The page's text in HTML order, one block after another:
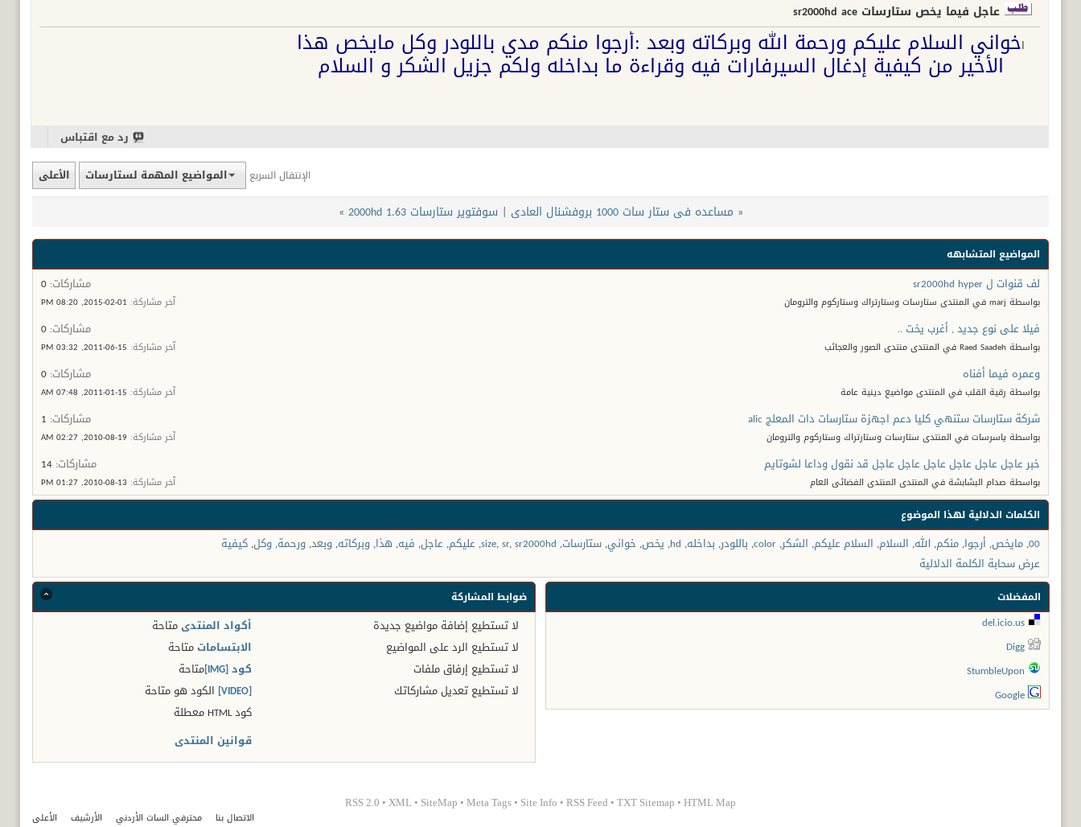
عاجل فيما يخص ستارسات sr2000hd ace
اخواني السلام عليكم ورحمة الله وبركاته وبعد :أرجوا منكم مدي باللودر وكل مايخص هذا
الأخير من كيفية إدغال السيرفارات فيه وقراءة ما بداخله ولكم جزيل الشكر و السلام
رد مع اقتباس
الإنتقال السريع المواضيع المهمة لستارسات الأعلى
« مساعده فى ستار سات 1000 بروفشنال العادى | سوفتوير ستارسات 2000hd 1.63 »
المواضيع المتشابهه
لف قنوات ل sr2000hd hyper
بواسطة marj في المنتدى ستارسات وستارتراك وستاركوم والترومان
مشاركات:
آخر مشاركة: 08:20 PM
فيلا على نوع جديد , أغرب يخت ..
بواسطة Raed Saadeh في المنتدى منتدى الصور والعجائب
مشاركات:
آخر مشاركة: 03:32 PM
وعمره فيما أفناه
بواسطة رقية القلب في المنتدى مواضيع دينية عامة
مشاركات:
آخر مشاركة: 07:48 AM
شركة ستارسات ستنهي كليا دعم اجهزة ستارسات دات المعلج alic
بواسطة ياسرسات في المنتدى ستارسات وستارتراك وستاركوم والترومان
مشاركات:
آخر مشاركة: 02:27 AM
خبر عاجل عاجل عاجل عاجل عاجل عاجل قد نقول وداعا لشوتايم
بواسطة صدام البشابشة في المنتدى المنتدى الفضائى العام
مشاركات:
آخر مشاركة: 01:27 PM
الكلمات الدلالية لهذا الموضوع
00
, مايخص, أرجوا, منكم, الله, السلام, السلام عليكم, الشكر,
color
, باللودر, بداخله,
hd
, يخص, خواني, ستارسات,
size,sr,sr2000hd
, عليكم, عاجل, فيه, هذا, وبركاته, وبعد, ورحمة, وكل, كيفية
عرض سحابة الكلمة الدلالية
المفضلات
del.icio.us
Digg
StumbleUpon
Google
ضوابط المشاركة
لا تستطيع إضافة مواضيع جديدة
لا تستطيع الرد على المواضيع
لا تستطيع إرفاق ملفات
لا تستطيع تعديل مشاركاتك
أكواد المنتدىمتاحة
الابتسامات متاحة
كود [IMG]
متاحة
[VIDEO]
الكود هومتاحة
كود HTML
معطلة
قوانين المنتدى
RSS 2.0 • XML • SiteMap • Meta Tags • Site Info • RSS Feed • TXT Sitemap • HTML Map
الاتصال بنا محترفي السات الأردني الأرشيف الأعلى